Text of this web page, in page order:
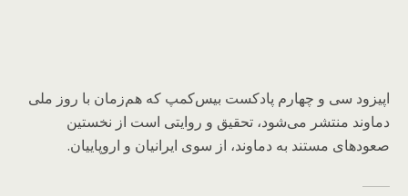
اپیزود سی و چهارم پادکست بیس‌کمپ که هم‌زمان با روز ملی
دماوند منتشر می‌شود، تحقیق و روایتی است از نخستین
صعودهای مستند به دماوند، از سوی ایرانیان و اروپاییان.